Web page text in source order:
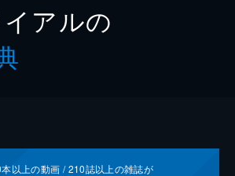
アルの
本以上の動画 /210誌以上の雑誌が